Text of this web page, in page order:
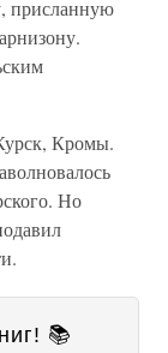
присланную
Кромы.
Но
📚